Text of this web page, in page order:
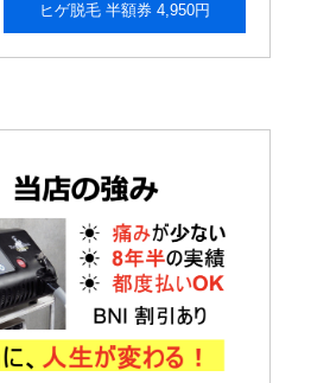
ヒゲ脱毛 半額券 4,950円